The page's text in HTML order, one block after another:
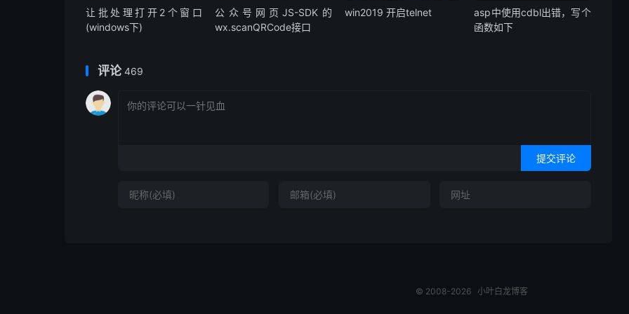
让批处理打开2个窗口
(windows下)
公众号网页JS-SDK的
wx.scanQRCode接口
win2019 开启telnet
asp中使用cdbl出错，写个
函数如下
评论469
提交评论
© 2008-2026 小叶白龙博客